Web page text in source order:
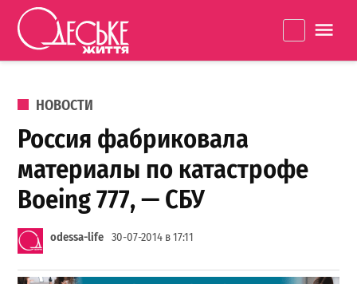
Перейти к содержанию
життя
ОПУБЛИКОВАНО В
НОВОСТИ
Россия фабриковала
материалы по катастрофе
Boeing 777, — СБУ
odessa-life 30-07-2014 в 17:11